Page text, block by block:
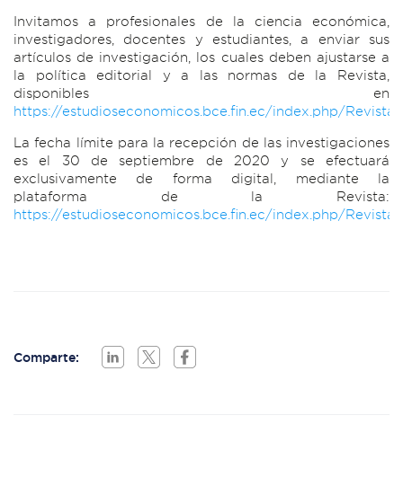
Invitamos a profesionales de la ciencia económica,
investigadores, docentes y estudiantes, a enviar sus
artículos de investigación, los cuales deben ajustarse a
la política editorial y a las normas de la Revista,
disponibles en
https://estudioseconomicos.bce.fin.ec/index.php/
La fecha límite para la recepción de las investigaciones
es el 30 de septiembre de 2020 y se efectuará
exclusivamente de forma digital, mediante la
plataforma de la Revista:
https://estudioseconomicos.bce.fin.ec/index.php/
Comparte: